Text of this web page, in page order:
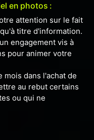
en photos :
attention sur le fait
titre d'information.
engagement vis à
pour animer votre
mois dans l'achat de
au rebut certains
ou qui ne